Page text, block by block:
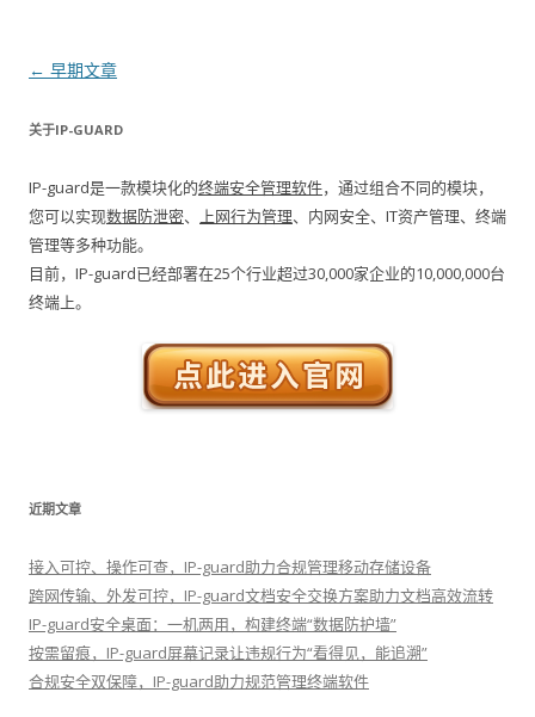
文章导航
← 早期文章
关于IP-GUARD
IP-guard是一款模块化的终端安全管理软件，通过组合不同的模块，
您可以实现数据防泄密、 上网行为管理、内网安全、IT资产管理、终端
管理等多种功能。
目前，IP-guard已经部署在25个行业超过30,000家企业的10,000,000台
终端上。
近期文章
接入可控、操作可查，IP-guard助力合规管理移动存储设备
跨网传输、外发可控，IP-guard文档安全交换方案助力文档高效流转
IP-guard安全桌面：一机两用，构建终端“数据防护墙”
按需留痕，IP-guard屏幕记录让违规行为“看得见，能追溯”
合规安全双保障，IP-guard助力规范管理终端软件